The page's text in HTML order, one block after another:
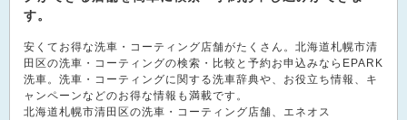
す。
安くてお得な洗車・コーティング店舗がたくさん。北海道札幌市清
田区の洗車・コーティングの検索・比較と予約お申込みならEPARK
洗車。洗車・コーティングに関する洗車辞典や、お役立ち情報、キ
ャンペーンなどのお得な情報も満載です。
北海道札幌市清田区の洗車・コーティング店舗、エネオス